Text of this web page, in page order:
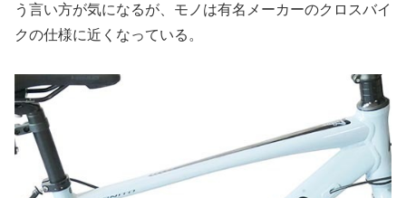
う言い方が気になるが、モノは有名メーカーのクロスバイ
クの仕様に近くなっている。